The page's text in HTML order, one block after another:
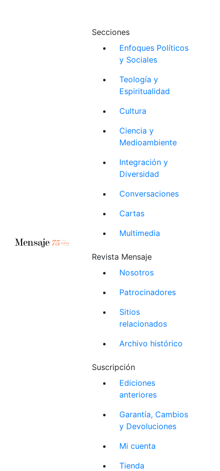
Secciones
Enfoques Políticos
y Sociales
Teología y
Espiritualidad
Cultura
Ciencia y
Medioambiente
Integración y
Diversidad
Conversaciones
Cartas
Multimedia
Revista Mensaje
Nosotros
Patrocinadores
Sitios
relacionados
Archivo histórico
Suscripción
Ediciones
anteriores
Garantía, Cambios
y Devoluciones
Mi cuenta
Tienda